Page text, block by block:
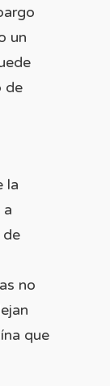
un
de
la
de
no
que